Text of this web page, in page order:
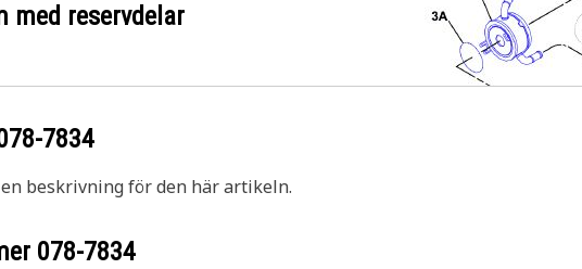
med reservdelar
7834
beskrivning för den här artikeln.
078-7834